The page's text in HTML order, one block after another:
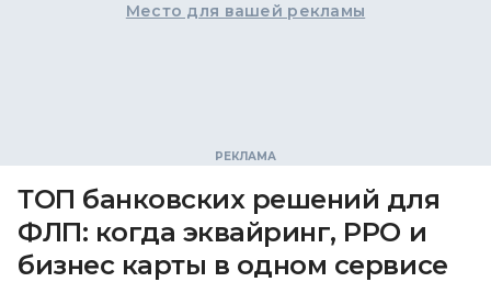
Место для вашей рекламы
ТОП банковских решений для
ФЛП: когда эквайринг, РРО и
бизнес карты в одном сервисе